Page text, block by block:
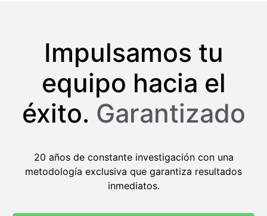
Impulsamos tu
equipo hacia el
éxito. Garantizado
20 años de constante investigación con una
metodología exclusiva que garantiza resultados
inmediatos.